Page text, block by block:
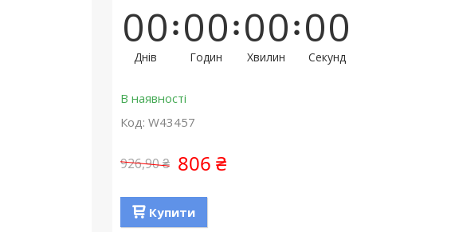
00
Днів
00
Годин
00
Хвилин
00
Секунд
В наявності
Код: W43457
926,90 ₴ 806 ₴
Купити